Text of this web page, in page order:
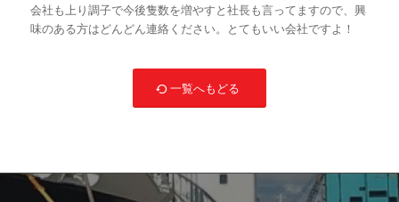
会社も上り調子で今後隻数を増やすと社長も言ってますので、興
味のある方はどんどん連絡ください。とてもいい会社ですよ！
一覧へもどる